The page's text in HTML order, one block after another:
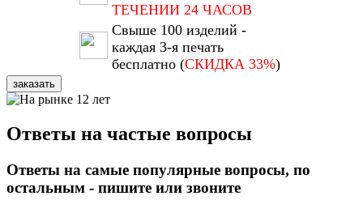
ТЕЧЕНИИ 24 ЧАСОВ
Свыше 100 изделий -
каждая 3-я печать
бесплатно (СКИДКА 33%)
заказать
Ответы на частые вопросы
Ответы на самые популярные вопросы, по
остальным - пишите или звоните